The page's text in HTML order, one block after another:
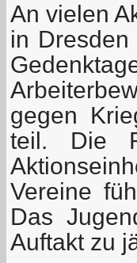
An vielen
in
gegen
teil. Die
Vereine
Das
Auftakt zu